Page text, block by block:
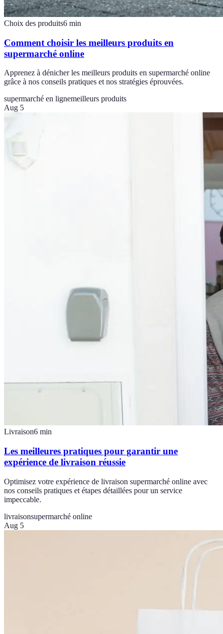
Choix des produits6 min
Comment choisir les meilleurs produits en
supermarché online
Apprenez à dénicher les meilleurs produits en supermarché online
grâce à nos conseils pratiques et nos stratégies éprouvées.
supermarché en lignemeilleurs produits
Aug 5
Livraison6 min
Les meilleures pratiques pour garantir une
expérience de livraison réussie
Optimisez votre expérience de livraison supermarché online avec
nos conseils pratiques et étapes détaillées pour un service
impeccable.
livraisonsupermarché online
Aug 5